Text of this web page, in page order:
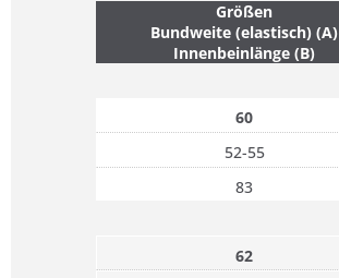
Größen
Bundweite (elastisch) (A)
Innenbeinlänge (B)
60
52-55
83
62